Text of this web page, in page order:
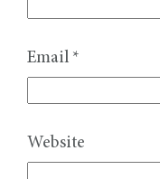
Email *
Website